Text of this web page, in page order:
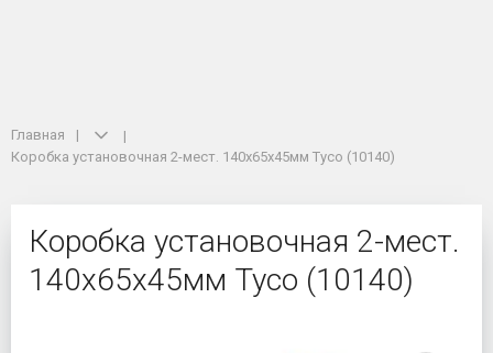
Главная
Коробка установочная 2-мест. 140х65х45мм Tyco (10140)
Коробка установочная 2-мест.
140х65х45мм Tyco (10140)